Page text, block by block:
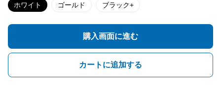
ホワイト ゴールド ブラック+
購入画面に進む
カートに追加する